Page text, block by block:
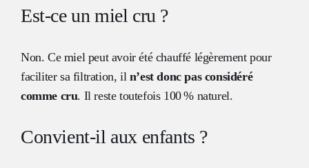
Est-ce un miel cru ?
Non. Ce miel peut avoir été chauffé légèrement pour
faciliter sa filtration, il n’est donc pas considéré
comme cru. Il reste toutefois 100 % naturel.
Convient-il aux enfants ?